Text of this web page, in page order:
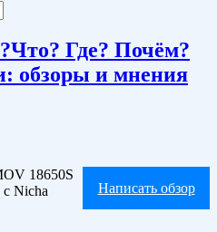
Что? Где? Почём?
обзоры и мнения
Написать обзор
18650S
Nicha